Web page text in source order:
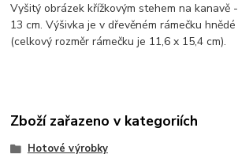
Vyšitý obrázek křížkovým stehem na kanavě
13 cm. Výšivka je v dřevěném rámečku
(celkový rozměr rámečku je 11,6 x 15,4 cm).
Zboží zařazeno v kategoriích
Hotové výrobky